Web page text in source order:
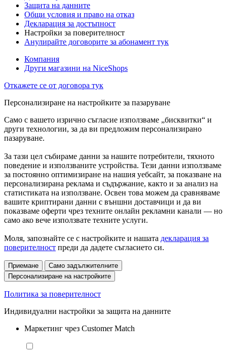
Защита на данните
Общи условия и право на отказ
Декларация за достъпност
Настройки за поверителност
Анулирайте договорите за абонамент тук
Компания
Други магазини на NiceShops
Откажете се от договора тук
Персонализиране на настройките за пазаруване
Само с вашето изрично съгласие използваме „бисквитки“ и
други технологии, за да ви предложим персонализирано
пазаруване.
За тази цел събираме данни за нашите потребители, тяхното
поведение и използваните устройства. Тези данни използваме
за постоянно оптимизиране на нашия уебсайт, за показване на
персонализирана реклама и съдържание, както и за анализ на
статистиката на използване. Освен това можем да сравняваме
вашите криптирани данни с външни доставчици и да ви
показваме оферти чрез техните онлайн рекламни канали — но
само ако вече използвате техните услуги.
Моля, запознайте се с настройките и нашата декларация за
поверителност преди да дадете съгласието си.
Приемане
Само задължителните
Персонализиране на настройките
Политика за поверителност
Индивидуални настройки за защита на данните
Маркетинг чрез Customer Match